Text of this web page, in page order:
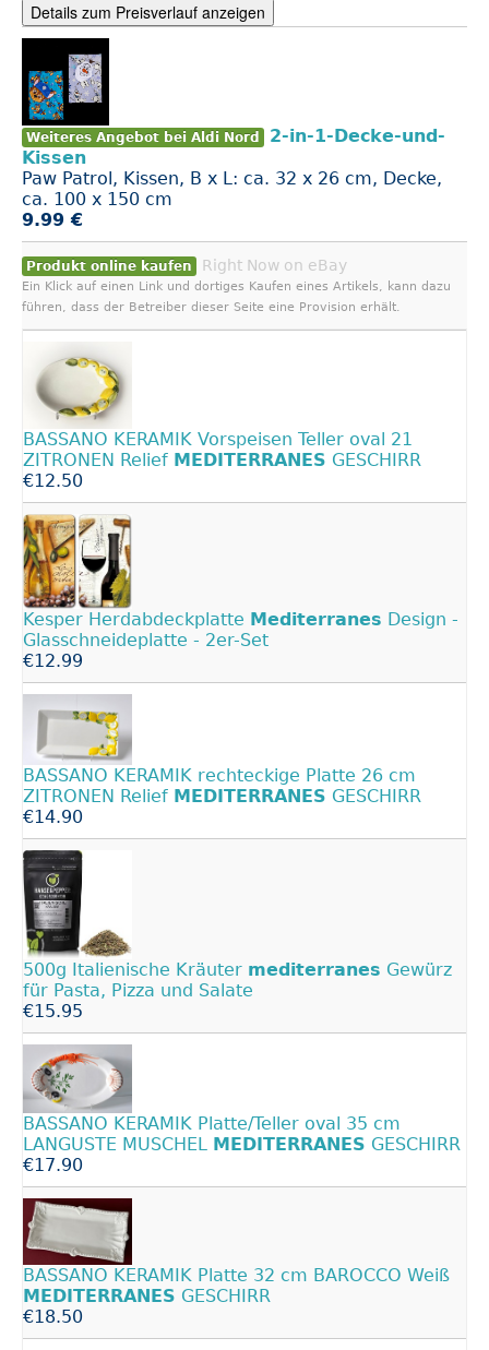
Details zum Preisverlauf anzeigen
Weiteres Angebot bei Aldi Nord
2-in-1-Decke-und-
Kissen
Paw Patrol, Kissen, B x L: ca. 32 x 26 cm, Decke,
ca. 100 x 150 cm
9.99 €
Produkt online kaufen Right Now on eBay
Ein Klick auf einen Link und dortiges Kaufen eines Artikels, kann dazu
führen, dass der Betreiber dieser Seite eine Provision erhält.
BASSANO KERAMIK Vorspeisen Teller oval 21
ZITRONEN Relief MEDITERRANES GESCHIRR
€12.50
Kesper Herdabdeckplatte Mediterranes Design -
Glasschneideplatte - 2er-Set
€12.99
BASSANO KERAMIK rechteckige Platte 26 cm
ZITRONEN Relief MEDITERRANES GESCHIRR
€14.90
500g Italienische Kräuter mediterranes Gewürz
für Pasta, Pizza und Salate
€15.95
BASSANO KERAMIK Platte/Teller oval 35 cm
LANGUSTE MUSCHEL MEDITERRANES GESCHIRR
€17.90
BASSANO KERAMIK Platte 32 cm BAROCCO Weiß
MEDITERRANES GESCHIRR
€18.50